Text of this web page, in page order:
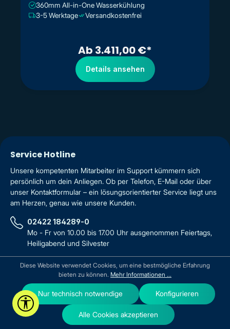
360mm All-in-One Wasserkühlung
3-5 Werktage
Versandkostenfrei
Ab 3.411,00 €*
Details ansehen
Service Hotline
Unsere kompetenten Mitarbeiter im Support kümmern sich
persönlich um dein Anliegen. Ob per Telefon, E-Mail oder über
unser Kontaktformular – ein lösungsorientierter Service liegt uns
am Herzen, genau wie unsere Kunden.
02422 184289-0
Mo - Fr von 10.00 bis 17.00 Uhr ausgenommen Feiertags,
Heiligabend und Silvester
info@25now.de
Oder über unserKontaktformular.
Werkzeugleiste anzeigen
Diese Website verwendet Cookies, um eine bestmögliche Erfahrung
bieten zu können. Mehr Informationen ...
Nur technisch notwendige Konfigurieren
Alle Cookies akzeptieren